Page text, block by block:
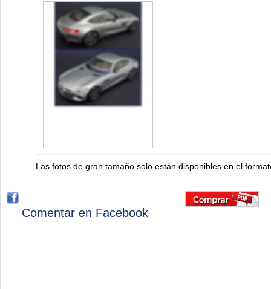
Las fotos de gran tamaño solo están disponibles en el
Comentar en Facebook